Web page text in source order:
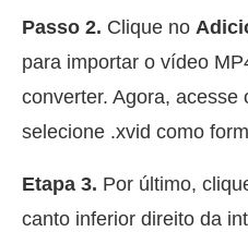
Passo 2. Clique no
para importar o vídeo
converter. Agora, acesse
selecione .xvid como
Etapa 3. Por último,
canto inferior direito da